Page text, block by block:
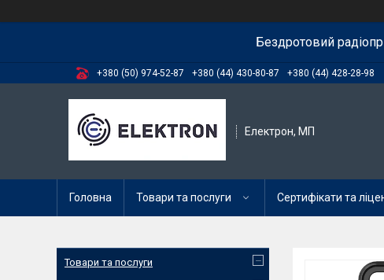
Бездротовий
+380 (50) 974-52-87 +380 (44) 430-80-87 +380 (44) 428-28-98
Електрон, МП
Головна Товари та послуги Сертифікати та
Товари та послуги